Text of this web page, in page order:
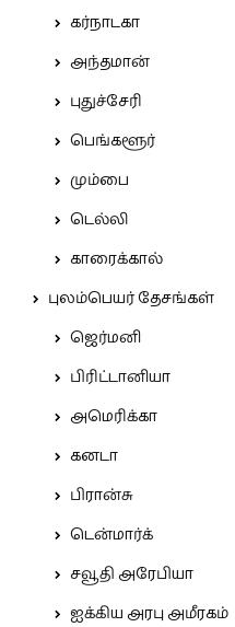
கர்நாடகா
அந்தமான்
புதுச்சேரி
பெங்களூர்
மும்பை
டெல்லி
காரைக்கால்
புலம்பெயர் தேசங்கள்
ஜெர்மனி
பிரிட்டானியா
அமெரிக்கா
கனடா
பிரான்சு
டென்மார்க்
சவூதி அரேபியா
ஐக்கிய அரபு அமீரகம்